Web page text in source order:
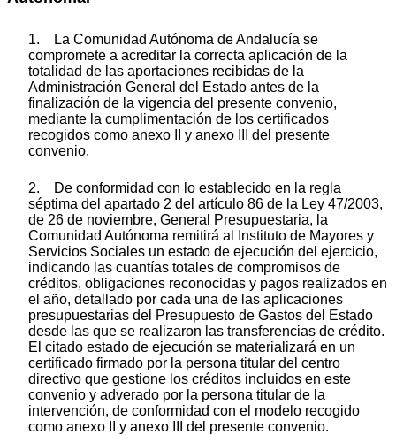
1. La Comunidad Autónoma de Andalucía se
compromete a acreditar la correcta aplicación de la
totalidad de las aportaciones recibidas de la
Administración General del Estado antes de la
finalización de la vigencia del presente convenio,
mediante la cumplimentación de los certificados
recogidos como anexo II y anexo III del presente
convenio.
2. De conformidad con lo establecido en la regla
séptima del apartado 2 del artículo 86 de la Ley 47/2003,
de 26 de noviembre, General Presupuestaria, la
Comunidad Autónoma remitirá al Instituto de Mayores y
Servicios Sociales un estado de ejecución del ejercicio,
indicando las cuantías totales de compromisos de
créditos, obligaciones reconocidas y pagos realizados en
el año, detallado por cada una de las aplicaciones
presupuestarias del Presupuesto de Gastos del Estado
desde las que se realizaron las transferencias de crédito.
El citado estado de ejecución se materializará en un
certificado firmado por la persona titular del centro
directivo que gestione los créditos incluidos en este
convenio y adverado por la persona titular de la
intervención, de conformidad con el modelo recogido
como anexo II y anexo III del presente convenio.